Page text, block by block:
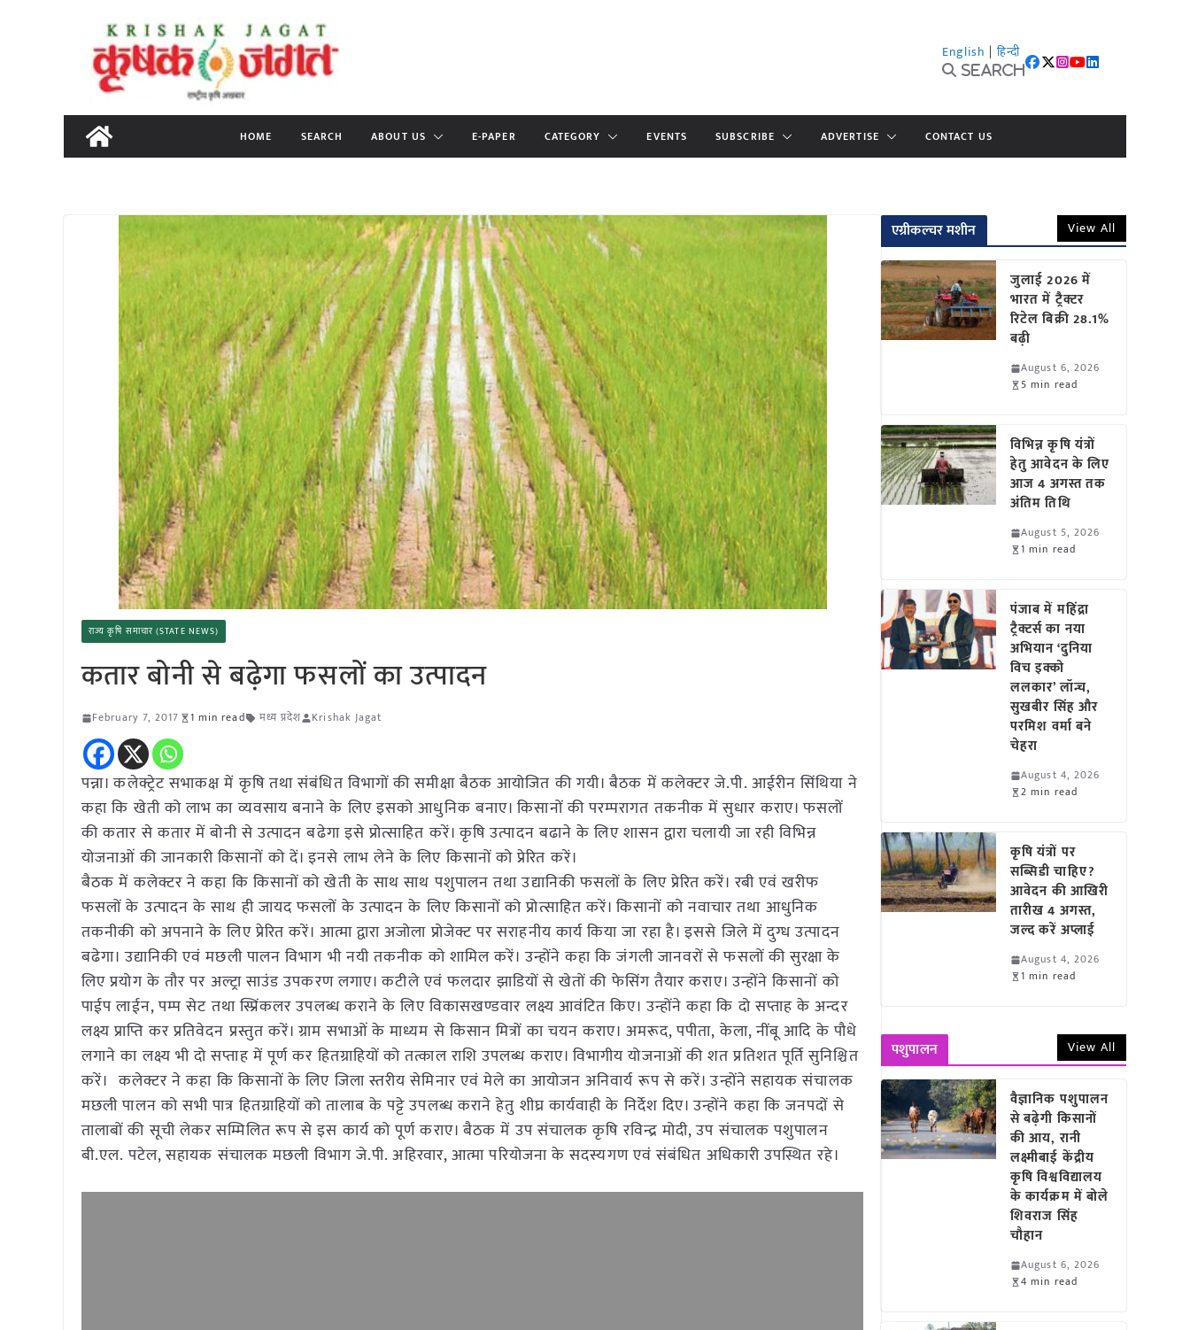
content
English | हिन्दी
Search
HOME SEARCH ABOUT US E-PAPER CATEGORY EVENTS SUBSCRIBE ADVERTISE CONTACT US
राज्य कृषि समाचार (STATE NEWS)
कतार बोनी से बढ़ेगा फसलों का उत्पादन
February 7, 2017 1 min read मध्य प्रदेश Krishak Jagat
पन्ना। कलेक्ट्रेट सभाकक्ष में कृषि तथा संबंधित विभागों की समीक्षा बैठक आयोजित की गयी। बैठक में कलेक्टर जे.पी. आईरीन सिंथिया ने
कहा कि खेती को लाभ का व्यवसाय बनाने के लिए इसको आधुनिक बनाए। किसानों की परम्परागत तकनीक में सुधार कराए। फसलों
की कतार से कतार में बोनी से उत्पादन बढेगा इसे प्रोत्साहित करें। कृषि उत्पादन बढाने के लिए शासन द्वारा चलायी जा रही विभिन्न
योजनाओं की जानकारी किसानों को दें। इनसे लाभ लेने के लिए किसानों को प्रेरित करें।
बैठक में कलेक्टर ने कहा कि किसानों को खेती के साथ साथ पशुपालन तथा उद्यानिकी फसलों के लिए प्रेरित करें। रबी एवं खरीफ
फसलों के उत्पादन के साथ ही जायद फसलों के उत्पादन के लिए किसानों को प्रोत्साहित करें। किसानों को नवाचार तथा आधुनिक
तकनीकी को अपनाने के लिए प्रेरित करें। आत्मा द्वारा अजोला प्रोजेक्ट पर सराहनीय कार्य किया जा रहा है। इससे जिले में दुग्ध उत्पादन
बढेगा। उद्यानिकी एवं मछली पालन विभाग भी नयी तकनीक को शामिल करें। उन्होंने कहा कि जंगली जानवरों से फसलों की सुरक्षा के
लिए प्रयोग के तौर पर अल्ट्रा साउंड उपकरण लगाए। कटीले एवं फलदार झाडियों से खेतों की फेसिंग तैयार कराए। उन्होंने किसानों को
पाईप लाईन, पम्प सेट तथा स्प्रिंकलर उपलब्ध कराने के लिए विकासखण्डवार लक्ष्य आवंटित किए। उन्होंने कहा कि दो सप्ताह के अन्दर
लक्ष्य प्राप्ति कर प्रतिवेदन प्रस्तुत करें। ग्राम सभाओं के माध्यम से किसान मित्रों का चयन कराए। अमरूद, पपीता, केला, नींबू आदि के पौधे
लगाने का लक्ष्य भी दो सप्ताह में पूर्ण कर हितग्राहियों को तत्काल राशि उपलब्ध कराए। विभागीय योजनाओं की शत प्रतिशत पूर्ति सुनिश्चित
करें। कलेक्टर ने कहा कि किसानों के लिए जिला स्तरीय सेमिनार एवं मेले का आयोजन अनिवार्य रूप से करें। उन्होंने सहायक संचालक
मछली पालन को सभी पात्र हितग्राहियों को तालाब के पट्टे उपलब्ध कराने हेतु शीघ्र कार्यवाही के निर्देश दिए। उन्होंने कहा कि जनपदों से
तालाबों की सूची लेकर सम्मिलित रूप से इस कार्य को पूर्ण कराए। बैठक में उप संचालक कृषि रविन्द्र मोदी, उप संचालक पशुपालन
बी.एल. पटेल, सहायक संचालक मछली विभाग जे.पी. अहिरवार, आत्मा परियोजना के सदस्यगण एवं संबंधित अधिकारी उपस्थित रहे।
एग्रीकल्चर मशीन View All
जुलाई 2026 में
भारत में ट्रैक्टर
रिटेल बिक्री 28.1%
बढ़ी
August 6, 2026
5 min read
विभिन्न कृषि यंत्रों
हेतु आवेदन के लिए
आज 4 अगस्त तक
अंतिम तिथि
August 5, 2026
1 min read
पंजाब में महिंद्रा
ट्रैक्टर्स का नया
अभियान ‘दुनिया
विच इक्को
ललकार’ लॉन्च,
सुखबीर सिंह और
परमिश वर्मा बने
चेहरा
August 4, 2026
2 min read
कृषि यंत्रों पर
सब्सिडी चाहिए?
आवेदन की आखिरी
तारीख 4 अगस्त,
जल्द करें अप्लाई
August 4, 2026
1 min read
पशुपालन View All
वैज्ञानिक पशुपालन
से बढ़ेगी किसानों
की आय, रानी
लक्ष्मीबाई केंद्रीय
कृषि विश्वविद्यालय
के कार्यक्रम में बोले
शिवराज सिंह
चौहान
August 6, 2026
4 min read